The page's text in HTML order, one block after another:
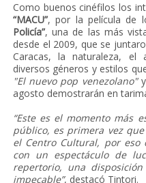
Como buenos cinéfilos los
“MACU”, por la película de
Policía”, una de las más
desde el 2009, que se
Caracas, la naturaleza, el
diversos géneros y estilos
"El nuevo pop venezolano"y
agosto demostrarán en
“Este es el momento más
público, es primera vez
el Centro Cultural, por eso
con un espectáculo de
repertorio, una
impecable”, destacó Tintori.